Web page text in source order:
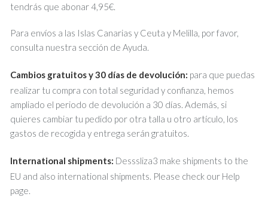
tendrás que abonar 4,95€.
Para envíos a las Islas Canarias y Ceuta y Melilla, por favor,
consulta nuestra sección de Ayuda.
Cambios gratuitos y 30 días de devolución: para que puedas
realizar tu compra con total seguridad y confianza, hemos
ampliado el periodo de devolución a 30 días. Además, si
quieres cambiar tu pedido por otra talla u otro artículo, los
gastos de recogida y entrega serán gratuitos.
International shipments: Desssliza3 make shipments to the
EU and also international shipments. Please check our Help
page.